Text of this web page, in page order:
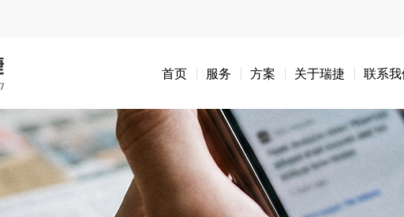
首页 服务
综合评估
工程质量潜在缺陷保险风险管理服务
项目管理
方案
保险 大消费服务 既有建筑
关于瑞捷 联系我